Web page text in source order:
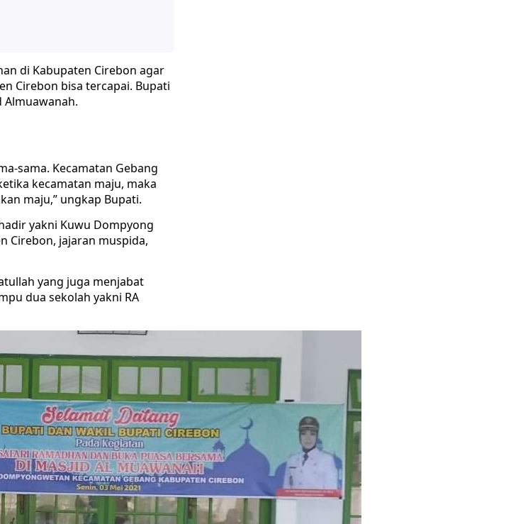
di Kabupaten Cirebon agar
Cirebon bisa tercapai. Bupati
sama. Kecamatan Gebang
kecamatan maju, maka
maju,” ungkap Bupati.
yakni Kuwu Dompyong
Cirebon, jajaran muspida,
yang juga menjabat
dua sekolah yakni RA